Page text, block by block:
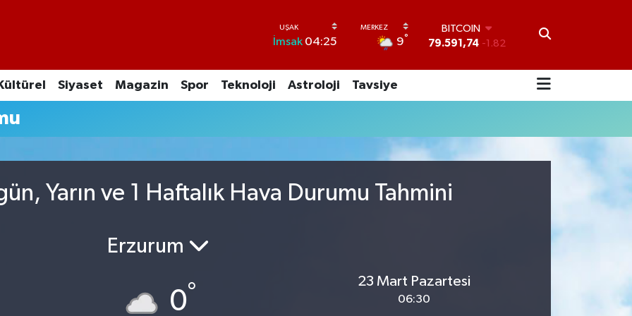
İmsak 04:25 9°
BITCOIN
79.591,74 -1.82
45,43620 0.02
53,38690 0.19
6862,09000 0.19
14.598,00
Kültürel Siyaset Magazin Spor Teknoloji Astroloji Tavsiye
Yarın ve 1 Haftalık Hava Durumu Tahmini
Erzurum
0°
23 Mart Pazartesi
06:30